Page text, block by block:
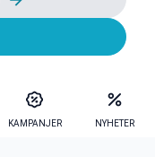
KAMPANJER NYHETER